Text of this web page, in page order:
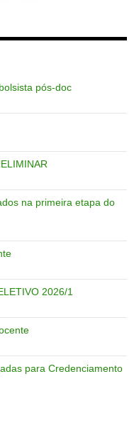
pós-doc
na primeira etapa do
2026/1
para Credenciamento